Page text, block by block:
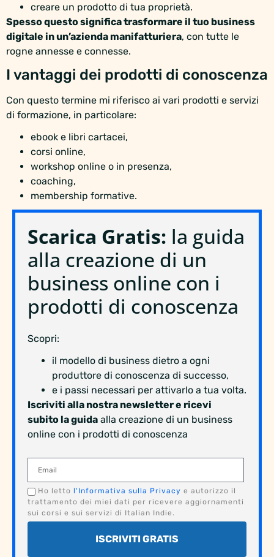
creare un prodotto di tua proprietà.
Spesso questo significa trasformare il tuo business
digitale in un’azienda manifatturiera, con tutte le
rogne annesse e connesse.
I vantaggi dei prodotti di conoscenza
Con questo termine mi riferisco ai vari prodotti e servizi
di formazione, in particolare:
ebook e libri cartacei,
corsi online,
workshop online o in presenza,
coaching,
membership formative.
Scarica Gratis: la guida
alla creazione di un
business online con i
prodotti di conoscenza
Scopri:
il modello di business dietro a ogni
produttore di conoscenza di successo,
e i passi necessari per attivarlo a tua volta.
Iscriviti alla nostra newsletter e ricevi
subito la guida alla creazione di un business
online con i prodotti di conoscenza
Ho letto l'Informativa sulla Privacy e autorizzo il
trattamento dei miei dati per ricevere aggiornamenti
sui corsi e sui servizi di Italian Indie.
ISCRIVITI GRATIS